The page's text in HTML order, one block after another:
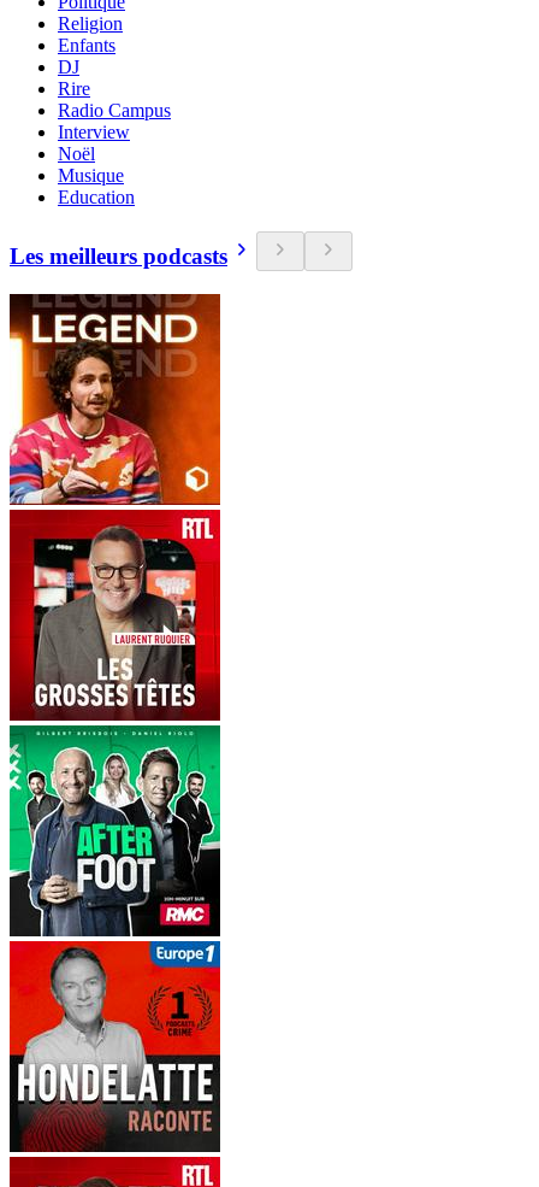
Religion
Enfants
DJ
Rire
Radio Campus
Interview
Noël
Musique
Education
Les meilleurs podcasts